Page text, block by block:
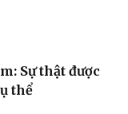
trái phiếu: Cần